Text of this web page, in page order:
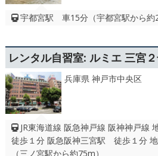
宇都宮駅 車15分（宇都宮駅から約
レンタル自習室: ルミエ 三宮
兵庫県 神戸市中央区
JR東海道線 阪急神戸線 阪神神戸線
徒歩１分 阪急阪神三宮駅 徒歩１分
（三ノ宮駅から約75m）